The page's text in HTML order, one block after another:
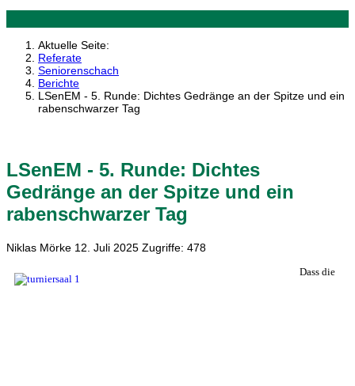
Aktuelle Seite:
Referate
Seniorenschach
Berichte
LSenEM - 5. Runde: Dichtes Gedränge an der Spitze und ein
rabenschwarzer Tag
LSenEM - 5. Runde: Dichtes
Gedränge an der Spitze und ein
rabenschwarzer Tag
Niklas Mörke 12. Juli 2025 Zugriffe: 478
Dass die